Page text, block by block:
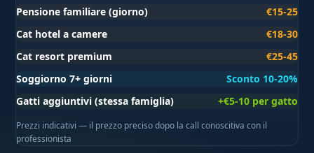
Pensione familiare (giorno)
€15-25
Cat hotel a camere
€18-30
Cat resort premium
€25-45
Soggiorno 7+ giorni
Sconto 10-20%
Gatti aggiuntivi (stessa famiglia)
+€5-10 per gatto
Prezzi indicativi — il prezzo preciso dopo la call conoscitiva con il
professionista